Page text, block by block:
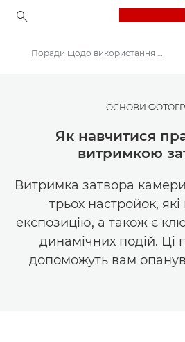
Ресурси для натхнення | Поради щодо фотографування і друку та рекомендації для покупців
Фотографування та друк: поради та методи
Поради щодо використання витримки затвора
ОСНОВИ
Як навчитися
витримкою
Витримка затвора
трьох настройок,
експозицію, а також є
динамічних подій. Ці
допоможуть вам